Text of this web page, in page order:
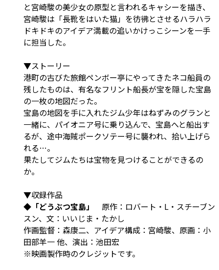
と宮崎駿の美少女の原型と言われるキャシーを描き、
宮崎駿は「長靴をはいた猫」を彷彿とさせるハラハラ
ドキドキのアイデア満載の追いかけっこシーンを一手
に担当した。
▼ストーリー
港町の古びた旅館ペンボー亭にやってきたネコ船員の
残したものは、有名なフリント船長が宝を隠した宝島
の一枚の地図だった。
宝島の地図を手に入れたジム少年はねずみのグランと
一緒に、パイオニア号に乗り込んで、宝島へと船出す
るが、途中海賊ポークソテー号に襲われ、拾い上げら
れる…。
果たしてジムたちは宝物を見つけることができるの
か。
▼収録作品
◆「どうぶつ宝島」
原作：ロバート・L・スチーブン
スン、文：いいじま・たかし
作画監督：森康二、アイデア構成：宮崎駿、原画：小
田部羊一 他、演出：池田宏
※映画製作時のクレジットです。